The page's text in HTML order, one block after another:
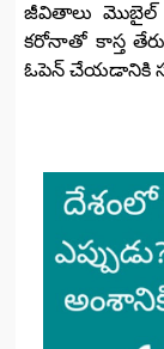
జీవితాలు మొబైల్
కరోనాతో కాస్త
ఓపెన్‌ చేయడానికి